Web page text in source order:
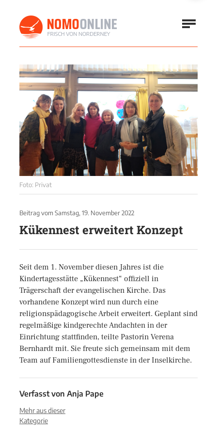
Foto: Privat
Beitrag vom Samstag, 19. November 2022
Kükennest erweitert Konzept
Seit dem 1. November diesen Jahres ist die
Kindertagesstätte „Kükennest“ offiziell in
Trägerschaft der evangelischen Kirche. Das
vorhandene Konzept wird nun durch eine
religionspädagogische Arbeit erweitert. Geplant sind
regelmäßige kindgerechte Andachten in der
Einrichtung stattfinden, teilte Pastorin Verena
Bernhardt mit. Sie freute sich gemeinsam mit dem
Team auf Familiengottesdienste in der Inselkirche.
Verfasst von Anja Pape
Mehr aus dieser
Kategorie